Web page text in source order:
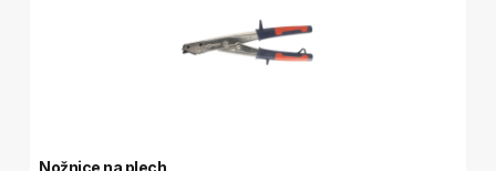
Nožnice na plech